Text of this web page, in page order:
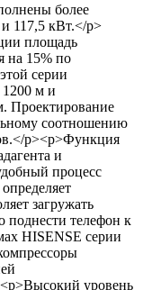
более
117,5 кВт.</p>
площадь
на 15% по
серии
м и
Проектирование
соотношению
p><p>Функция
и
процесс
загружать
поднести телефон к
HISENSE серии
уровень